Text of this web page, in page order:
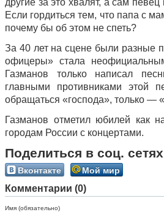
другие за это хвалят, а сам
Если гордиться тем, что папа с
почему бы об этом не спеть?
За 40 лет на сцене были разные
офицеры» стала
Газманов только написал
главными противниками этой
обращаться «господа», только —
Газманов отметил юбилей как
городам России с концертами.
Поделиться в соц. сетях
Вконтакте Мой мир
Комментарии (0)
Имя (обязательно)